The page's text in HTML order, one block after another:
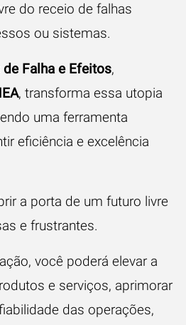
do receio de falhas
ou sistemas.
Falha e Efeitos,
, transforma essa utopia
uma ferramenta
eficiência e excelência
a porta de um futuro livre
e frustrantes.
você poderá elevar a
e serviços, aprimorar
das operações,